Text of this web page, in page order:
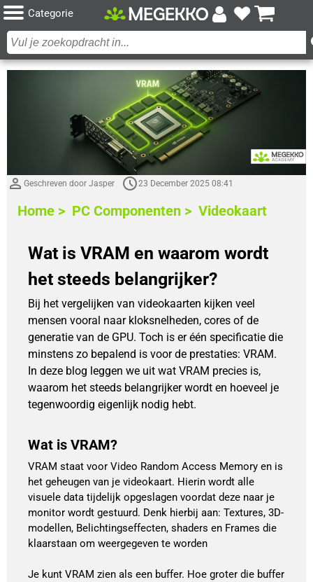
Categorie
Geschreven door Jasper 23 December 2025 08:41
Home > PC Componenten > Videokaart
Bij het vergelijken van videokaarten kijken veel
mensen vooral naar kloksnelheden, cores of de
generatie van de GPU. Toch is er één specificatie die
minstens zo bepalend is voor de prestaties: VRAM.
In deze blog leggen we uit wat VRAM precies is,
waarom het steeds belangrijker wordt en hoeveel je
tegenwoordig eigenlijk nodig hebt.
Wat is VRAM en waarom wordt
het steeds belangrijker?
Wat is VRAM?
VRAM staat voor Video Random Access Memory en is
het geheugen van je videokaart. Hierin wordt alle
visuele data tijdelijk opgeslagen voordat deze naar je
monitor wordt gestuurd. Denk hierbij aan: Textures, 3D-
modellen, Belichtingseffecten, shaders en Frames die
klaarstaan om weergegeven te worden
Je kunt VRAM zien als een buffer. Hoe groter die buffer